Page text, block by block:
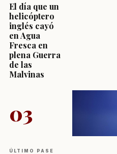
El día que un
helicóptero
inglés cayó
en Agua
Fresca en
plena Guerra
de las
Malvinas
03
ÚLTIMO PASE